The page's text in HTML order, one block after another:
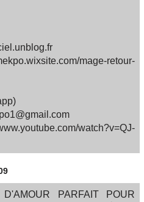
mage-retour-
watch?v=QJ-
PARFAIT POUR